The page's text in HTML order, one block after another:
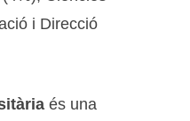
i Direcció
és una